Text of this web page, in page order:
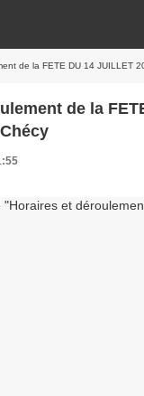
de la FETE DU 14 JUILLET
de la